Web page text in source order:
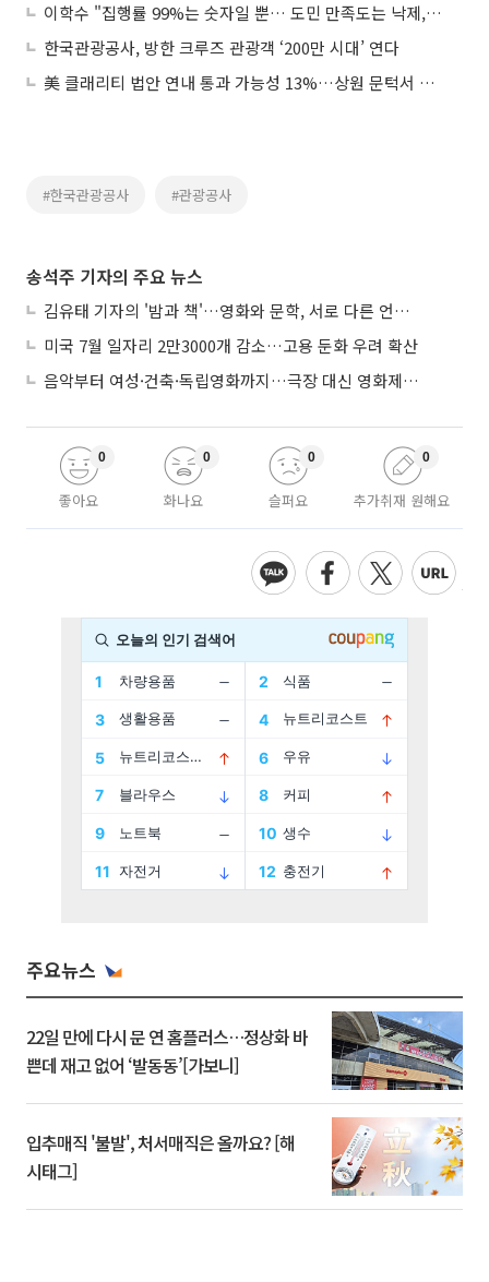
이학수 "집행률 99%는 숫자일 뿐… 도민 만족도는 낙제, 세금 앞에 책임져라"
한국관광공사, 방한 크루즈 관광객 ‘200만 시대’ 연다
美 클래리티 법안 연내 통과 가능성 13%…상원 문턱서 제동
#한국관광공사 #관광공사
송석주 기자의 주요 뉴스
김유태 기자의 '밤과 책'…영화와 문학, 서로 다른 언어를 읽다
미국 7월 일자리 2만3000개 감소…고용 둔화 우려 확산
음악부터 여성·건축·독립영화까지…극장 대신 영화제로 즐기는 스크린 여행
좋아요
0
화나요
0
슬퍼요
0
추가취재 원해요
0
주요뉴스
22일 만에 다시 문 연 홈플러스…정상화 바
쁜데 재고 없어 ‘발동동’[가보니]
입추매직 '불발', 처서매직은 올까요? [해
시태그]